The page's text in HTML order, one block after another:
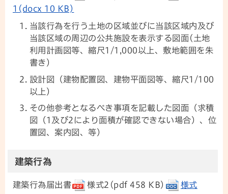
1(docx 10 KB)
当該行為を行う土地の区域並びに当該区域内及び
当該区域の周辺の公共施設を表示する図面(土地
利用計画図等、縮尺1/1,000以上、敷地範囲を朱
書き)
設計図（建物配置図、建物平面図等、縮尺1/100
以上)
その他参考となるべき事項を記載した図面（求積
図（1及び2により面積が確認できない場合）、位
置図、案内図、等）
建築行為
建築行為届出書 様式2(pdf 458 KB)
様式